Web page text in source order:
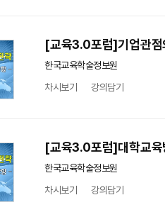
[교육3.0포럼]기업관점
한국교육학술정보원
차시보기
강의담기
[교육3.0포럼]대학교육
한국교육학술정보원
차시보기
강의담기